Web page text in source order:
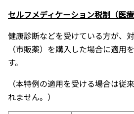
セルフメディケーション税制（医
健康診断などを受けている方が、
（市販薬）を購入した場合に適用
す。
（本特例の適用を受ける場合は従
れません。）